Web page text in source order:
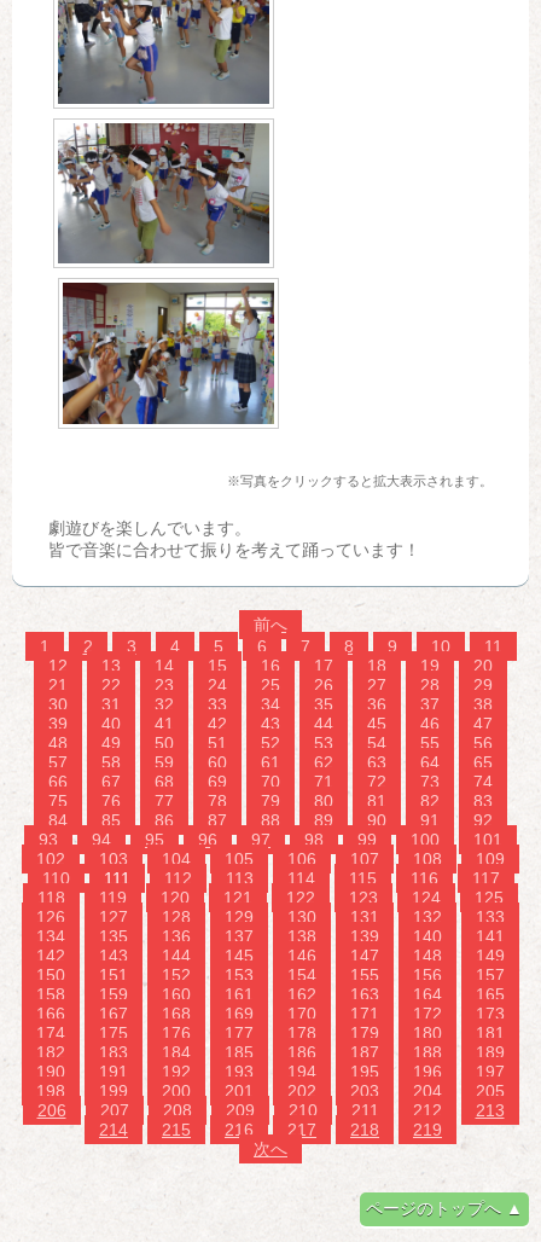
※写真をクリックすると拡大表示されます。
劇遊びを楽しんでいます。
皆で音楽に合わせて振りを考えて踊っています！
前へ
1
2 3 4 5 6 7 8 9 10
11
12
13 14 15 16 17 18 19
20
21
22 23 24 25 26 27 28
29
30
31 32 33 34 35 36 37
38
39
40 41 42 43 44 45 46
47
48
49 50 51 52 53 54 55
56
57
58 59 60 61 62 63 64
65
66
67 68 69 70 71 72 73
74
75
76 77 78 79 80 81 82
83
84
85 86 87 88 89 90 91
92
93
94 95 96 97 98 99 100
101
102
103 104 105 106 107 108
109
110
111 112 113 114 115 116
117
118
119 120 121 122 123 124
125
126
127 128 129 130 131 132
133
134
135 136 137 138 139 140
141
142
143 144 145 146 147 148
149
150
151 152 153 154 155 156
157
158
159 160 161 162 163 164
165
166
167 168 169 170 171 172
173
174
175 176 177 178 179 180
181
182
183 184 185 186 187 188
189
190
191 192 193 194 195 196
197
198
199 200 201 202 203 204
205
206
207 208 209 210 211 212
213
214
215 216 217 218
219
次へ
ページのトップへ ▲